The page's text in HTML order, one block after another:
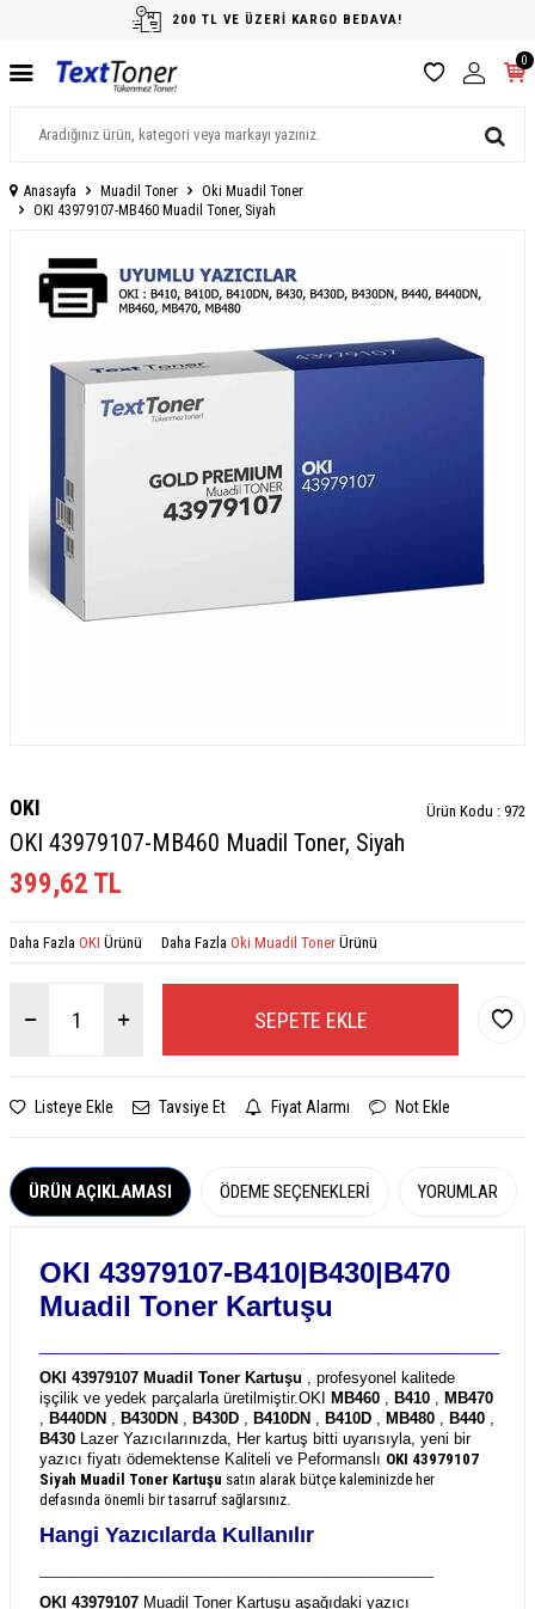
200 TL VE ÜZERİ KARGO BEDAVA!
0
Anasayfa Muadil Toner
Oki Muadil Toner
OKI 43979107-MB460 Muadil Toner, Siyah
OKI Ürün Kodu : 972
OKI 43979107-MB460 Muadil Toner, Siyah
399,62 TL
Daha Fazla OKI Ürünü Daha Fazla Oki Muadil Toner Ürünü
SEPETE EKLE
Listeye Ekle Tavsiye Et Fiyat Alarmı Not Ekle
ÜRÜN AÇIKLAMASI ÖDEME SEÇENEKLERI YORUMLAR
OKI 43979107-B410|B430|B470
Muadil Toner Kartuşu
OKI 43979107 Muadil Toner Kartuşu , profesyonel kalitede
işçilik ve yedek parçalarla üretilmiştir.OKI MB460 , B410 , MB470
, B440DN , B430DN , B430D , B410DN , B410D , MB480 , B440 ,
B430 Lazer Yazıcılarınızda, Her kartuş bitti uyarısıyla, yeni bir
yazıcı fiyatı ödemektense Kaliteli ve Peformanslı OKI 43979107
Siyah Muadil Toner Kartuşu satın alarak bütçe kaleminizde her
defasında önemli bir tasarruf sağlarsınız.
Hangi Yazıcılarda Kullanılır
OKI 43979107 Muadil Toner Kartuşu aşağıdaki yazıcı